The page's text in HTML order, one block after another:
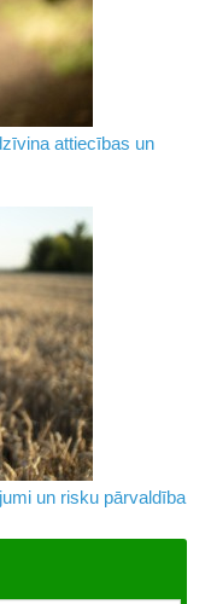
attiecības un
un risku pārvaldība